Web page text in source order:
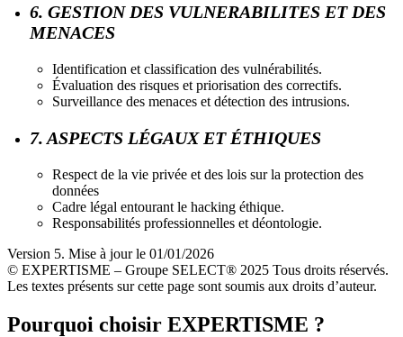
6. GESTION DES VULNERABILITES ET DES
MENACES
Identification et classification des vulnérabilités.
Évaluation des risques et priorisation des correctifs.
Surveillance des menaces et détection des intrusions.
7. ASPECTS LÉGAUX ET ÉTHIQUES
Respect de la vie privée et des lois sur la protection des
données
Cadre légal entourant le hacking éthique.
Responsabilités professionnelles et déontologie.
Version 5. Mise à jour le 01/01/2026
© EXPERTISME – Groupe SELECT® 2025 Tous droits réservés.
Les textes présents sur cette page sont soumis aux droits d’auteur.
Pourquoi choisir EXPERTISME ?